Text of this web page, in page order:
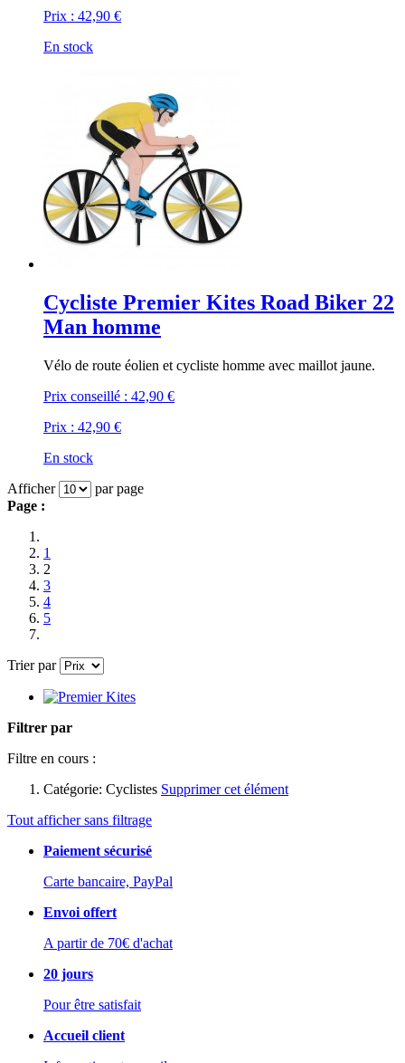
Prix : 42,90 €
En stock
Cycliste Premier Kites Road Biker 22
Man homme
Vélo de route éolien et cycliste homme avec maillot jaune.
Prix conseillé : 42,90 €
Prix : 42,90 €
En stock
Afficher
par page
Page :
1
2
3
4
5
Trier par
Filtrer par
Filtre en cours :
Catégorie: Cyclistes Supprimer cet élément
Tout afficher sans filtrage
Paiement sécurisé
Carte bancaire, PayPal
Envoi offert
A partir de 70€ d'achat
20 jours
Pour être satisfait
Accueil client